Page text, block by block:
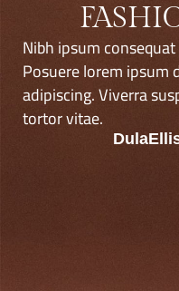
Nibh ipsum
Posuere lorem
adipiscing. Viverra
tortor vitae.